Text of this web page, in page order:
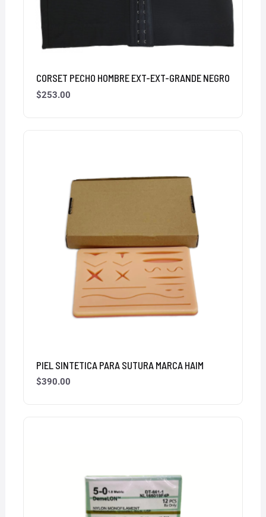
CORSET PECHO HOMBRE EXT-EXT-GRANDE NEGRO
$253.00
PIEL SINTETICA PARA SUTURA MARCA HAIM
$390.00